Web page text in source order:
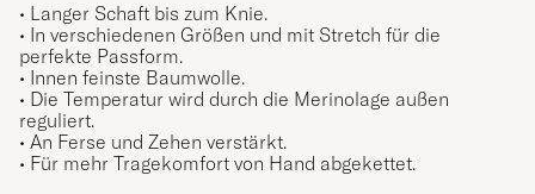
• Langer Schaft bis zum Knie.
• In verschiedenen Größen und mit Stretch für die
perfekte Passform.
• Innen feinste Baumwolle.
• Die Temperatur wird durch die Merinolage außen
reguliert.
• An Ferse und Zehen verstärkt.
• Für mehr Tragekomfort von Hand abgekettet.